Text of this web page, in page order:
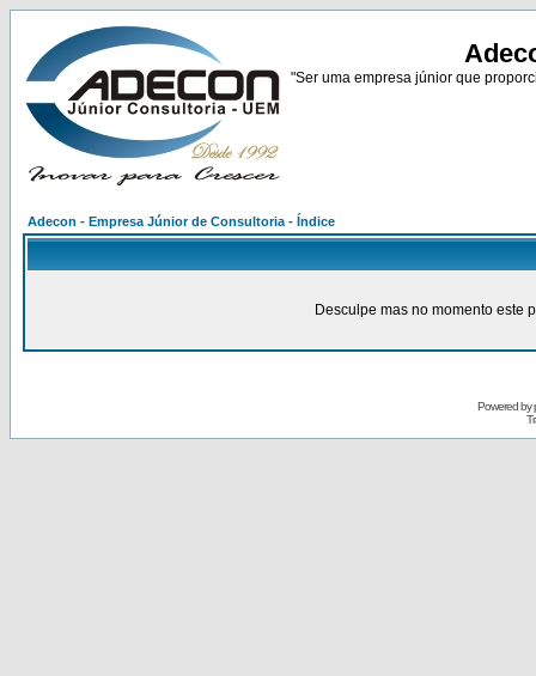
"Ser uma empresa júnior que
Adecon - Empresa Júnior de Consultoria - Índice
Desculpe mas no momento este
Powered by